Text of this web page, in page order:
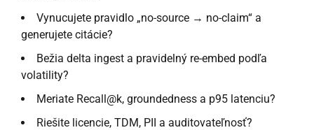
Vynucujete pravidlo „no-source → no-claim“ a
generujete citácie?
Bežia delta ingest a pravidelný re-embed podľa
volatility?
Meriate Recall@k, groundedness a p95 latenciu?
Riešite licencie, TDM, PII a auditovateľnosť?